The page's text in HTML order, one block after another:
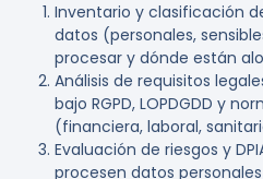
Inventario y clasificación
datos (personales,
procesar y dónde están
Análisis de requisitos
bajo RGPD, LOPDGDD y
(financiera, laboral,
Evaluación de riesgos y
procesen datos